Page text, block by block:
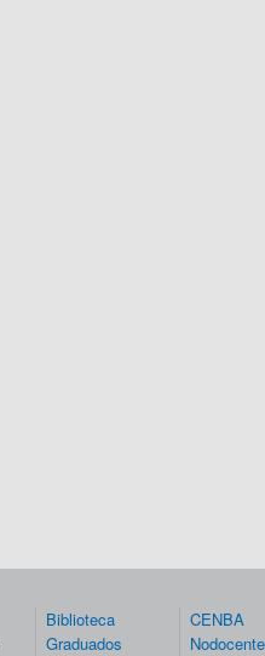
Biblioteca
Graduados
CENBA